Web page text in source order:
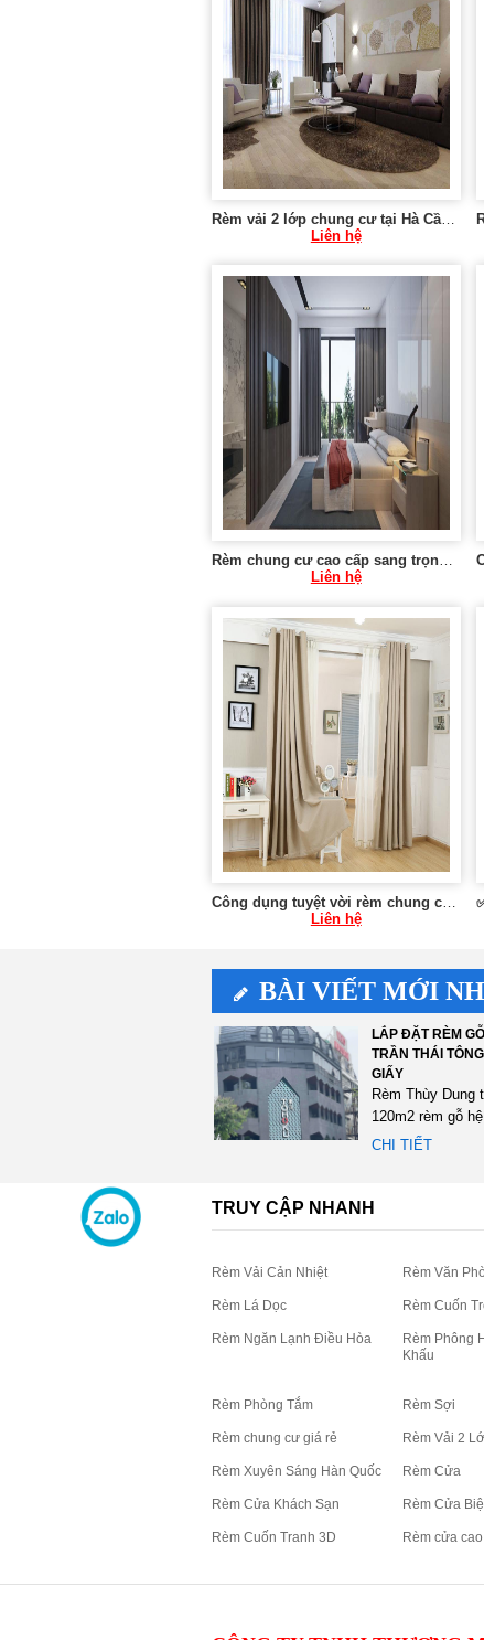
Rèm vải 2 lớp chung cư tại Hà Cầu, Hà Đông
Liên hệ
Rèm chung cư cao cấp sang trọng tại Hà Nội 0975 765 295 KT580
Liên hệ
Liên hệ
BÀI VIẾT MỚI
LẮP ĐẶT RÈM
TRẦN THÁI
GIẤY
Rèm Thùy Dung
120m2 rèm gỗ
màu đen tại 75
CHI TIẾT
TRUY CẬP NHANH
Rèm Vải Cản Nhiệt Rèm Văn
Rèm Lá Dọc Rèm Cuốn
Rèm Ngăn Lạnh Điều Hòa
Rèm Phông
Khấu
Rèm Phòng Tắm Rèm Sợi
Rèm chung cư giá rẻ Rèm Vải 2
Rèm Xuyên Sáng Hàn Quốc Rèm Cửa
Rèm Cửa Khách Sạn Rèm Cửa
Rèm Cuốn Tranh 3D Rèm cửa